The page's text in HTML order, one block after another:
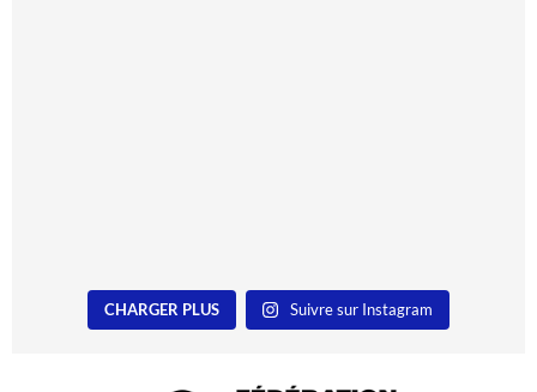
CHARGER PLUS Suivre sur Instagram